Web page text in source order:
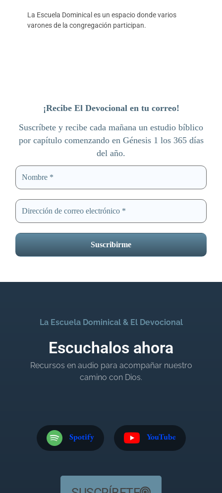
La Escuela Dominical es un espacio donde varios
varones de la congregación participan.
¡Recibe El Devocional en tu correo!
Suscríbete y recibe cada mañana un estudio bíblico
por capítulo comenzando en Génesis 1 los 365 días
del año.
La Escuela Dominical & El Devocional
Escuchalos ahora
Recursos en audio para acompañar nuestro
camino con Dios.
Spotify YouTube